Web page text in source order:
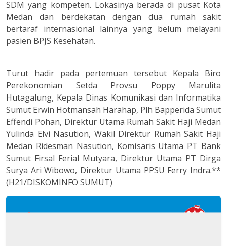
SDM yang kompeten. Lokasinya berada di pusat Kota
Medan dan berdekatan dengan dua rumah sakit
bertaraf internasional lainnya yang belum melayani
pasien BPJS Kesehatan.
Turut hadir pada pertemuan tersebut Kepala Biro
Perekonomian Setda Provsu Poppy Marulita
Hutagalung, Kepala Dinas Komunikasi dan Informatika
Sumut Erwin Hotmansah Harahap, Plh Bapperida Sumut
Effendi Pohan, Direktur Utama Rumah Sakit Haji Medan
Yulinda Elvi Nasution, Wakil Direktur Rumah Sakit Haji
Medan Ridesman Nasution, Komisaris Utama PT Bank
Sumut Firsal Ferial Mutyara, Direktur Utama PT Dirga
Surya Ari Wibowo, Direktur Utama PPSU Ferry Indra.**
(H21/DISKOMINFO SUMUT)